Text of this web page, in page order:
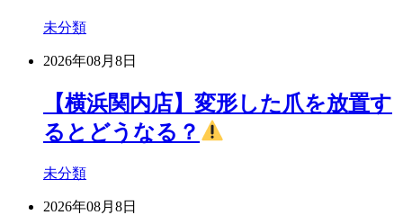
未分類
2026年08月8日
【横浜関内店】変形した爪を放置す
るとどうなる？
未分類
2026年08月8日